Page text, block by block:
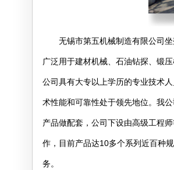
无锡市第五机械制造有限公司坐
广泛用于建材机械、石油钻探、锻
公司具有大专以上学历的专业技术
术性能和可靠性处于领先地位。我
产品做配套，公司下设由高级工程
作，目前产品达10多个系列近百种
务。